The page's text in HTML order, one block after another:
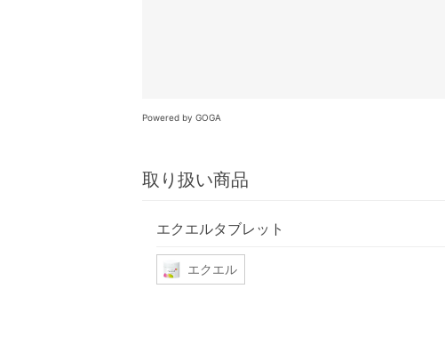
Powered by GOGA
取り扱い商品
エクエルタブレット
エクエル